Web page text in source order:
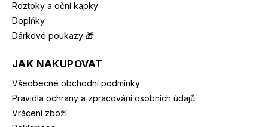
Roztoky a oční kapky
Doplňky
Dárkové poukazy 🎁
JAK NAKUPOVAT
Všeobecné obchodní podmínky
Pravidla ochrany a zpracování osobních údajů
Vrácení zboží